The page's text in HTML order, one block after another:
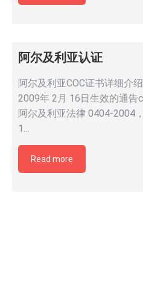
阿尔及利亚认证
阿尔及利亚COC证书详细介
2009年 2月 16日生效的通告
阿尔及利亚法律 0404-2004
1…
Read more